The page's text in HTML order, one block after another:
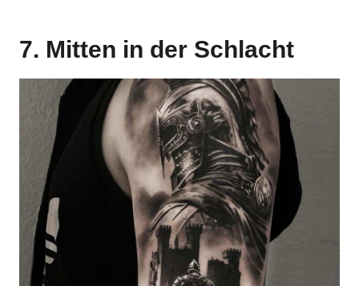
7. Mitten in der Schlacht